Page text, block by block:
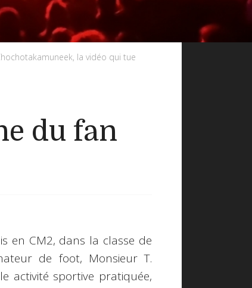
la vidéo qui tue
du fan
en CM2, dans la classe de
de foot, Monsieur T.
activité sportive pratiquée,